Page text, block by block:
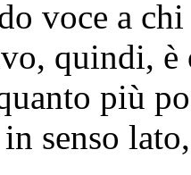
voce a
quindi,
più
senso